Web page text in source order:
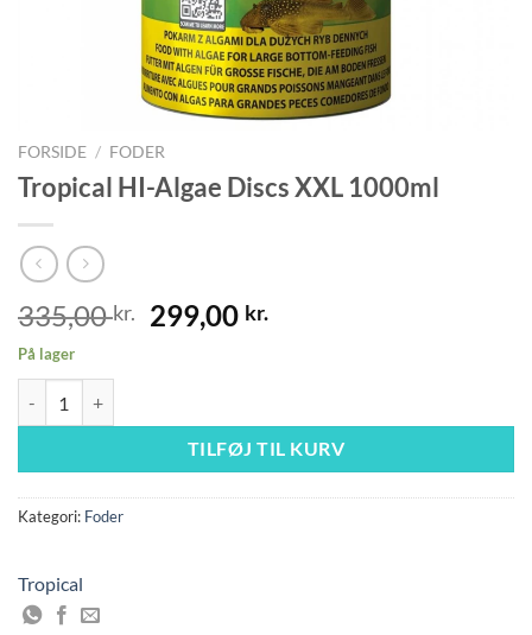
FORSIDE / FODER
Tropical HI-Algae Discs XXL 1000ml
335,00kr.
Den
oprindelige
335,00 kr..
299,00 kr.Den
299,00 kr..
På lager
TILFØJ TIL KURV
Kategori: Foder
Tropical